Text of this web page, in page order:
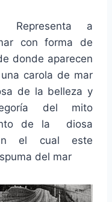
Representa a
con forma de
donde aparecen
carola de mar
de la belleza y
del mito
de la diosa
el cual este
del mar